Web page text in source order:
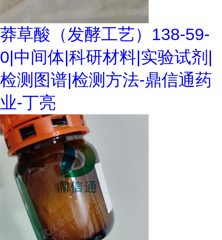
莽草酸（发酵工艺）138-59-
0|中间体|科研材料|实验试剂|
检测图谱|检测方法-鼎信通药
业-丁亮